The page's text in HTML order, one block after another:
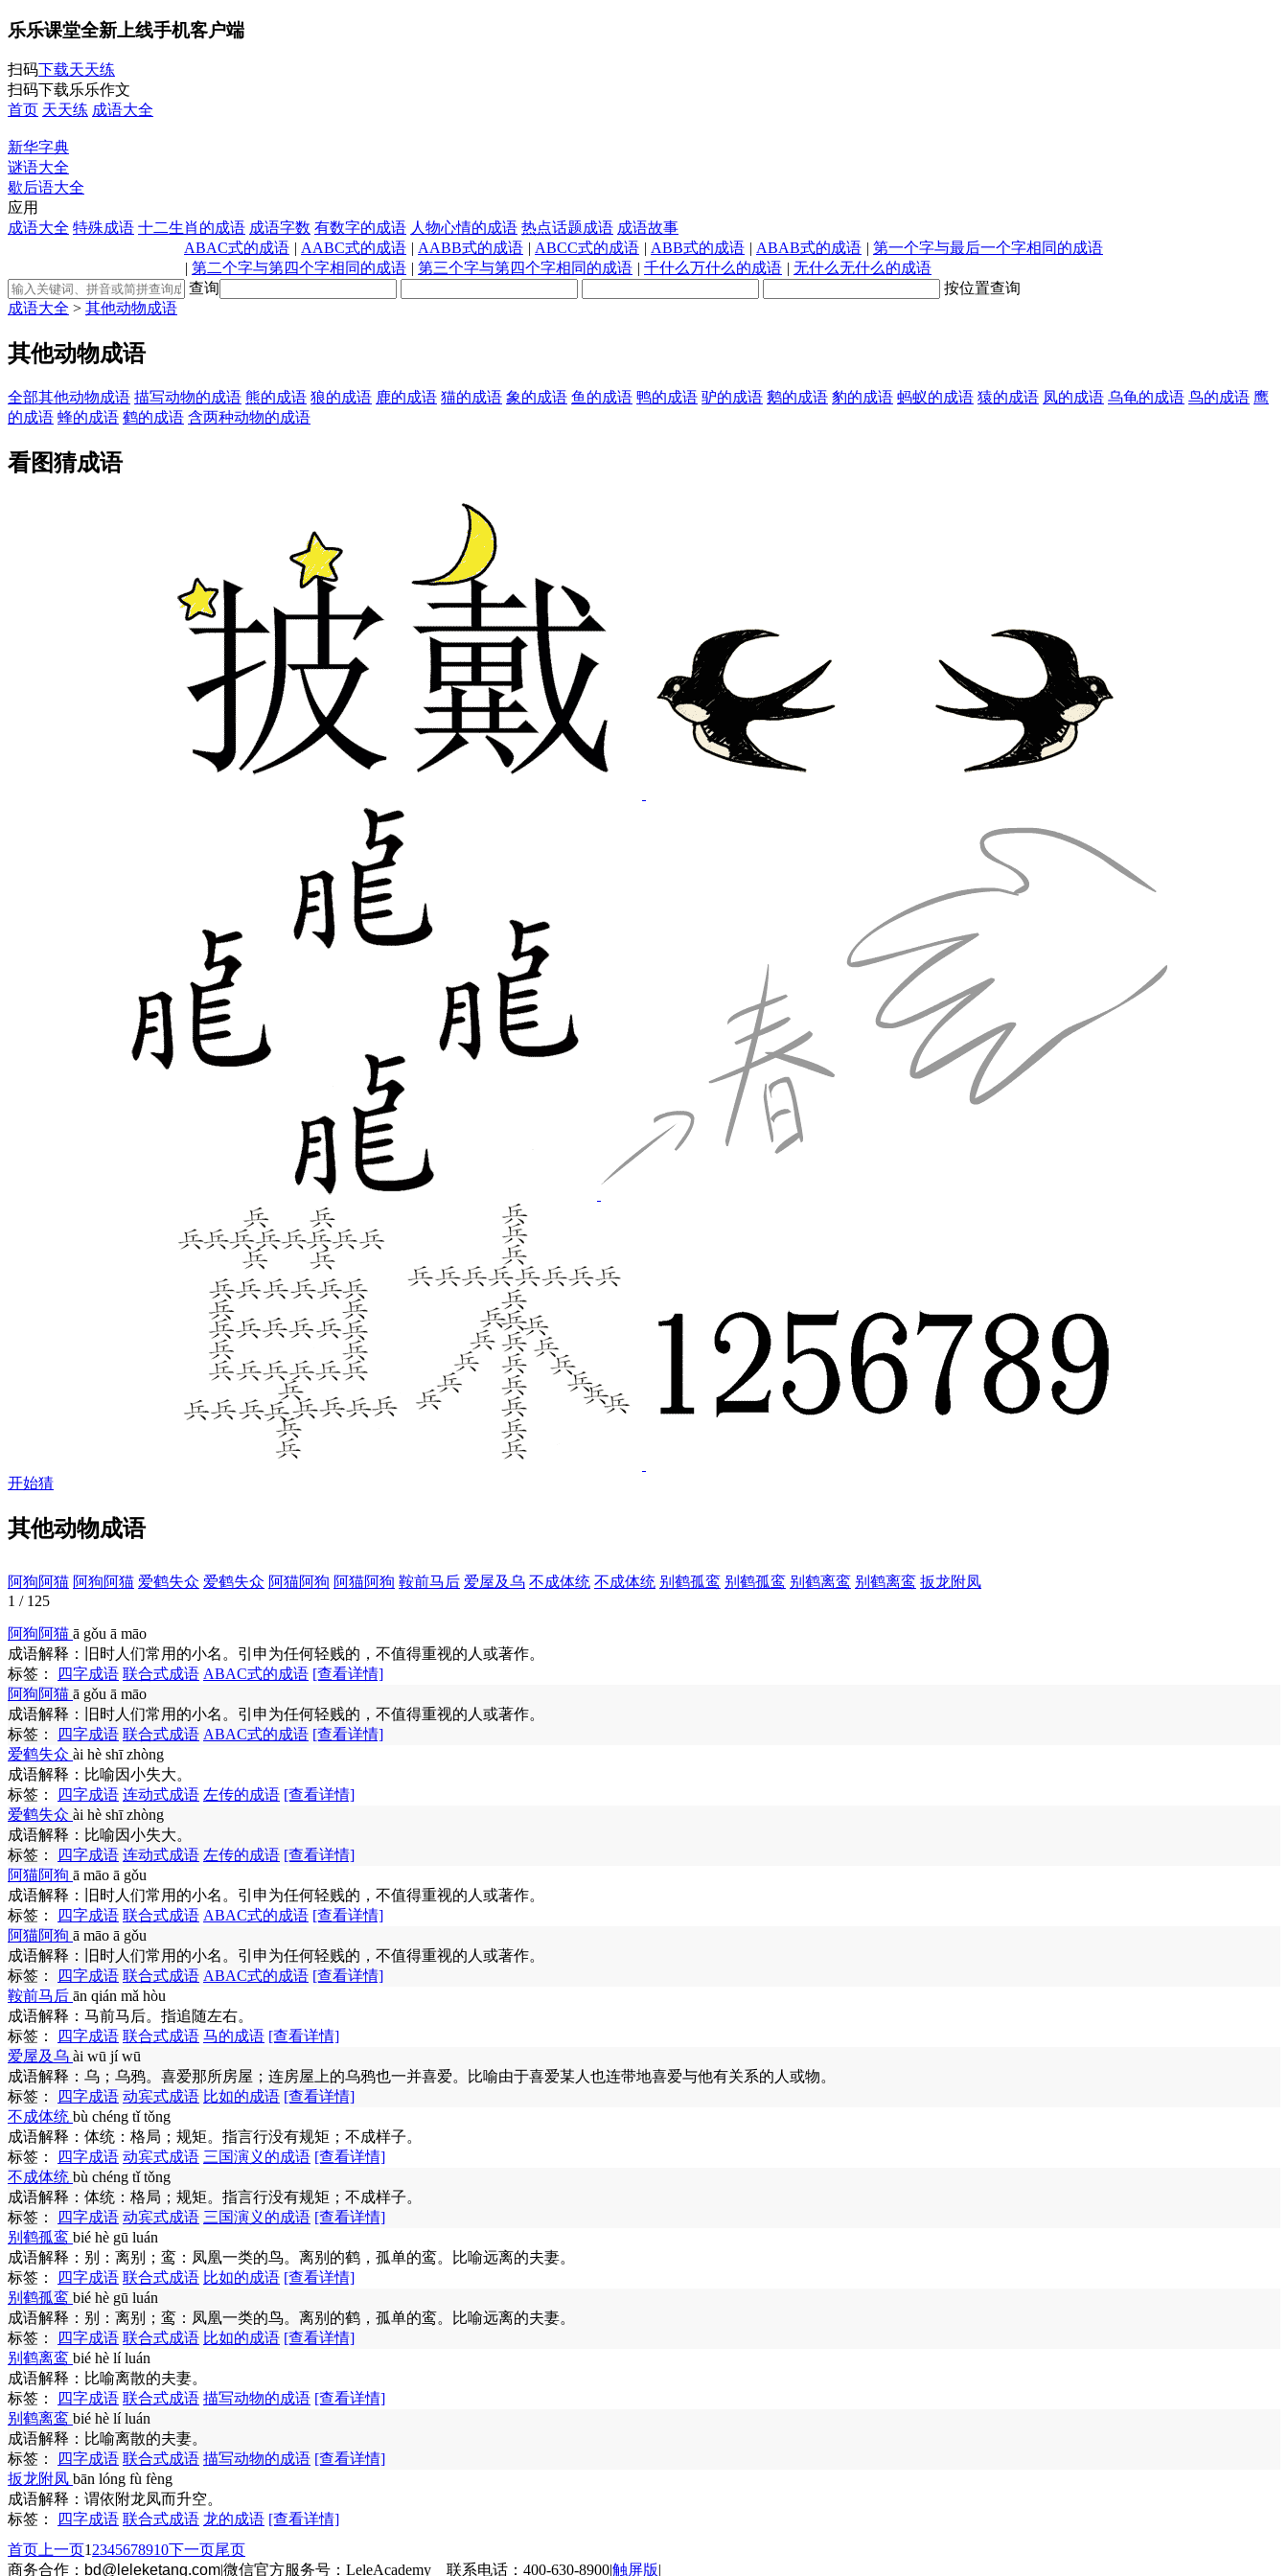
乐乐课堂全新上线手机客户端
扫码下载天天练
扫码下载乐乐作文
首页 天天练 成语大全
新华字典
谜语大全
歇后语大全
应用
成语大全 特殊成语 十二生肖的成语 成语字数 有数字的成语 人物心情的成语 热点话题成语 成语故事
ABAC式的成语 | AABC式的成语 | AABB式的成语 | ABCC式的成语 | ABB式的成语 | ABAB式的成语 | 第一个字与最后一个字相同的成语
| 第二个字与第四个字相同的成语 | 第三个字与第四个字相同的成语 | 千什么万什么的成语 | 无什么无什么的成语
查询
按位置查询
成语大全 > 其他动物成语
其他动物成语
全部其他动物成语 描写动物的成语 熊的成语 狼的成语 鹿的成语 猫的成语 象的成语 鱼的成语 鸭的成语 驴的成语 鹅的成语 豹的成语 蚂蚁的成语 猿的成语 凤的成语 乌龟的成语 鸟的成语 鹰
的成语 蜂的成语 鹤的成语 含两种动物的成语
看图猜成语
开始猜
其他动物成语
阿狗阿猫 阿狗阿猫 爱鹤失众 爱鹤失众 阿猫阿狗 阿猫阿狗 鞍前马后 爱屋及乌 不成体统 不成体统 别鹤孤鸾 别鹤孤鸾 别鹤离鸾 别鹤离鸾 扳龙附凤
1 / 125
阿狗阿猫 ā gǒu ā māo
成语解释：
旧时人们常用的小名。引申为任何轻贱的，不值得重视的人或著作。
标签：
四字成语 联合式成语 ABAC式的成语 [查看详情]
阿狗阿猫 ā gǒu ā māo
成语解释：
旧时人们常用的小名。引申为任何轻贱的，不值得重视的人或著作。
标签：
四字成语 联合式成语 ABAC式的成语 [查看详情]
爱鹤失众 ài hè shī zhòng
成语解释： 比喻因小失大。
标签：
四字成语 连动式成语 左传的成语 [查看详情]
爱鹤失众 ài hè shī zhòng
成语解释： 比喻因小失大。
标签：
四字成语 连动式成语 左传的成语 [查看详情]
阿猫阿狗 ā māo ā gǒu
成语解释：
旧时人们常用的小名。引申为任何轻贱的，不值得重视的人或著作。
标签：
四字成语 联合式成语 ABAC式的成语 [查看详情]
阿猫阿狗 ā māo ā gǒu
成语解释：
旧时人们常用的小名。引申为任何轻贱的，不值得重视的人或著作。
标签：
四字成语 联合式成语 ABAC式的成语 [查看详情]
鞍前马后 ān qián mǎ hòu
成语解释： 马前马后。指追随左右。
标签：
四字成语 联合式成语 马的成语 [查看详情]
爱屋及乌 ài wū jí wū
成语解释： 乌；乌鸦。喜爱那所房屋；连房屋上的乌鸦也一并喜爱。比喻由于喜爱某人也连带地喜爱与他有关系的人或物。
标签：
四字成语 动宾式成语 比如的成语 [查看详情]
不成体统 bù chéng tǐ tǒng
成语解释： 体统：格局；规矩。指言行没有规矩；不成样子。
标签：
四字成语 动宾式成语 三国演义的成语 [查看详情]
不成体统 bù chéng tǐ tǒng
成语解释： 体统：格局；规矩。指言行没有规矩；不成样子。
标签：
四字成语 动宾式成语 三国演义的成语 [查看详情]
别鹤孤鸾 bié hè gū luán
成语解释： 别：离别；鸾：凤凰一类的鸟。离别的鹤，孤单的鸾。比喻远离的夫妻。
标签：
四字成语 联合式成语 比如的成语 [查看详情]
别鹤孤鸾 bié hè gū luán
成语解释： 别：离别；鸾：凤凰一类的鸟。离别的鹤，孤单的鸾。比喻远离的夫妻。
标签：
四字成语 联合式成语 比如的成语 [查看详情]
别鹤离鸾 bié hè lí luán
成语解释： 比喻离散的夫妻。
标签：
四字成语 联合式成语 描写动物的成语 [查看详情]
别鹤离鸾 bié hè lí luán
成语解释： 比喻离散的夫妻。
标签：
四字成语 联合式成语 描写动物的成语 [查看详情]
扳龙附凤 bān lóng fù fèng
成语解释： 谓依附龙凤而升空。
标签：
四字成语 联合式成语 龙的成语 [查看详情]
首页 上一页1 2345678910下一页尾页
商务合作： bd@leleketang.com|微信官方服务号：LeleAcademy 联系电话：400-630-8900|触屏版|